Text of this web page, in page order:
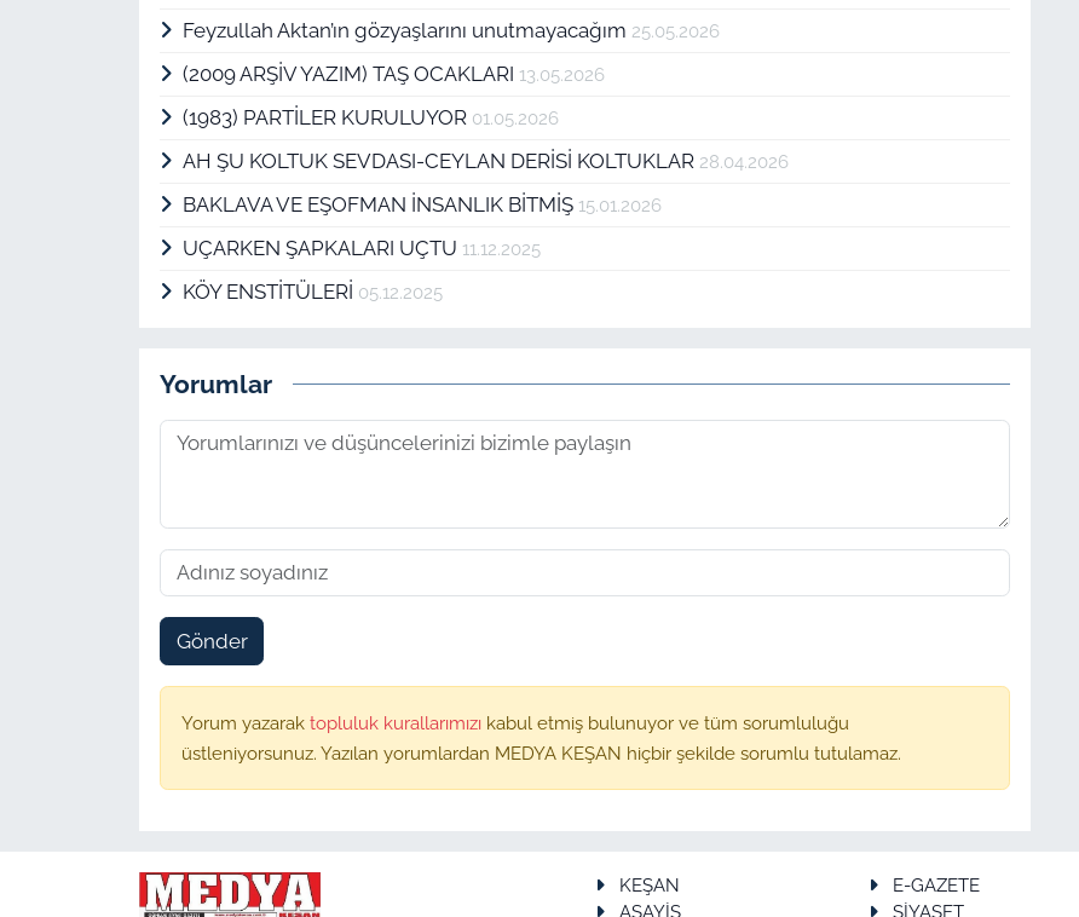
Feyzullah Aktan’ın gözyaşlarını unutmayacağım 25.05.2026
(2009 ARŞİV YAZIM) TAŞ OCAKLARI 13.05.2026
(1983) PARTİLER KURULUYOR 01.05.2026
AH ŞU KOLTUK SEVDASI-CEYLAN DERİSİ KOLTUKLAR 28.04.2026
BAKLAVA VE EŞOFMAN İNSANLIK BİTMİŞ 15.01.2026
UÇARKEN ŞAPKALARI UÇTU 11.12.2025
KÖY ENSTİTÜLERİ 05.12.2025
Yorumlar
Gönder
Yorum yazarak topluluk kurallarımızı kabul etmiş bulunuyor ve tüm sorumluluğu
üstleniyorsunuz. Yazılan yorumlardan MEDYA KEŞAN hiçbir şekilde sorumlu tutulamaz.
KEŞAN
E-GAZETE
ASAYİŞ
SİYASET